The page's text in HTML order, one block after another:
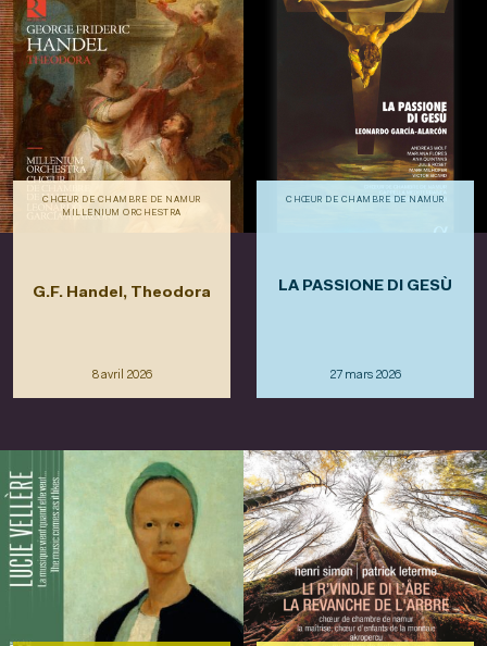
CHŒUR DE CHAMBRE DE NAMUR
MILLENIUM ORCHESTRA
G.F. Handel, Theodora
8 avril 2026
CHŒUR DE CHAMBRE DE NAMUR
LA PASSIONE DI GESÙ
27 mars 2026